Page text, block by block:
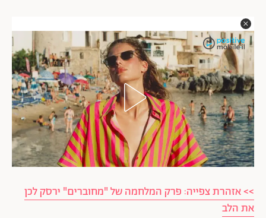
>> אזהרת צפייה: פרק המלחמה של "מחוברים" ירסק לכן
את הלב